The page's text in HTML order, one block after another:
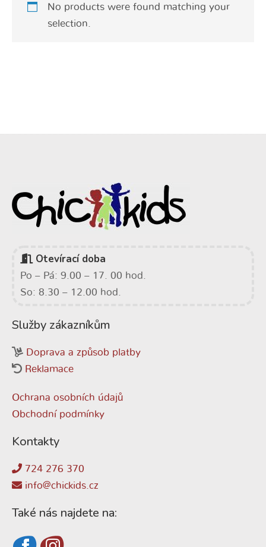
No products were found matching your
selection.
Otevírací doba
Po – Pá: 9.00 – 17. 00 hod.
So: 8.30 – 12.00 hod.
Služby zákazníkům
Doprava a způsob platby
Reklamace
Ochrana osobních údajů
Obchodní podmínky
Kontakty
724 276 370
info@chickids.cz
Také nás najdete na: